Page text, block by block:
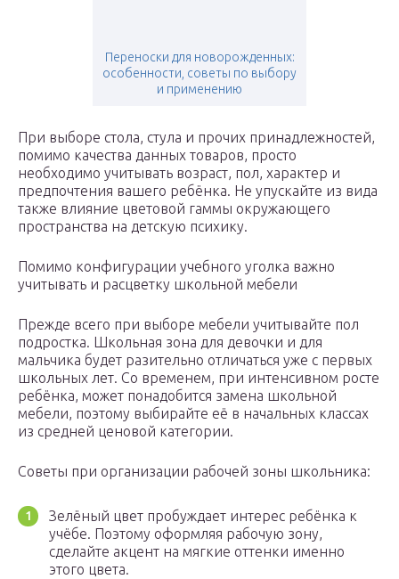
Переноски для новорожденных:
особенности, советы по выбору
и применению
При выборе стола, стула и прочих принадлежностей,
помимо качества данных товаров, просто
необходимо учитывать возраст, пол, характер и
предпочтения вашего ребёнка. Не упускайте из вида
также влияние цветовой гаммы окружающего
пространства на детскую психику.
Помимо конфигурации учебного уголка важно
учитывать и расцветку школьной мебели
Прежде всего при выборе мебели учитывайте пол
подростка. Школьная зона для девочки и для
мальчика будет разительно отличаться уже с первых
школьных лет. Со временем, при интенсивном росте
ребёнка, может понадобится замена школьной
мебели, поэтому выбирайте её в начальных классах
из средней ценовой категории.
Советы при организации рабочей зоны школьника:
Зелёный цвет пробуждает интерес ребёнка к
учёбе. Поэтому оформляя рабочую зону,
сделайте акцент на мягкие оттенки именно
этого цвета.